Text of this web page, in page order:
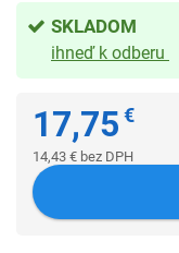
SKLADOM
ihneď k odberu
17,75 €
14,43 € bez DPH